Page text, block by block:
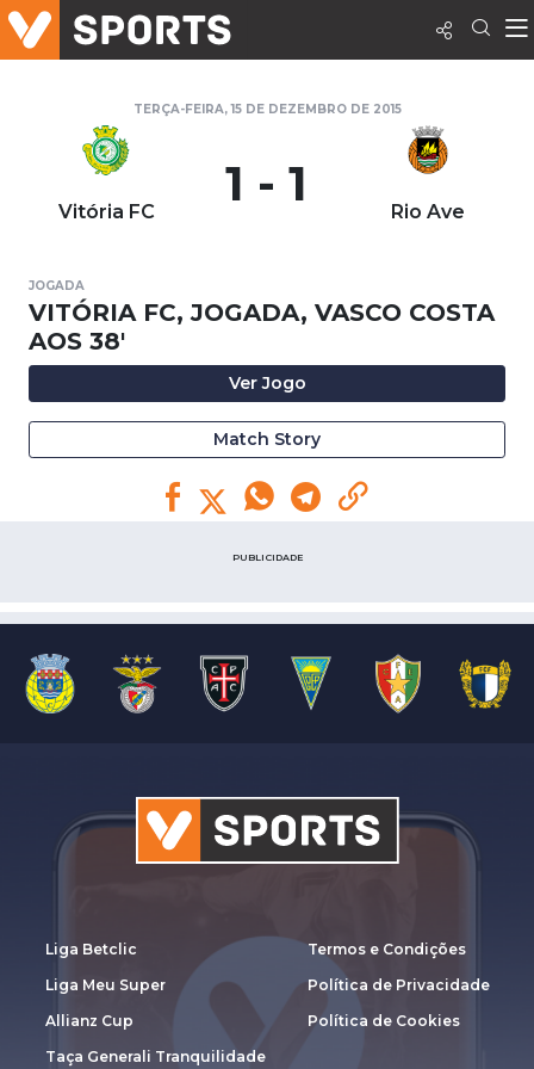
TERÇA-FEIRA, 15 DE DEZEMBRO DE 2015
Vitória FC 1 - 1 Rio Ave
JOGADA
VITÓRIA FC, JOGADA, VASCO COSTA
AOS 38'
Ver Jogo
Match Story
PUBLICIDADE
Liga Betclic
Liga Meu Super
Allianz Cup
Taça Generali Tranquilidade
Termos e Condições
Política de Privacidade
Política de Cookies